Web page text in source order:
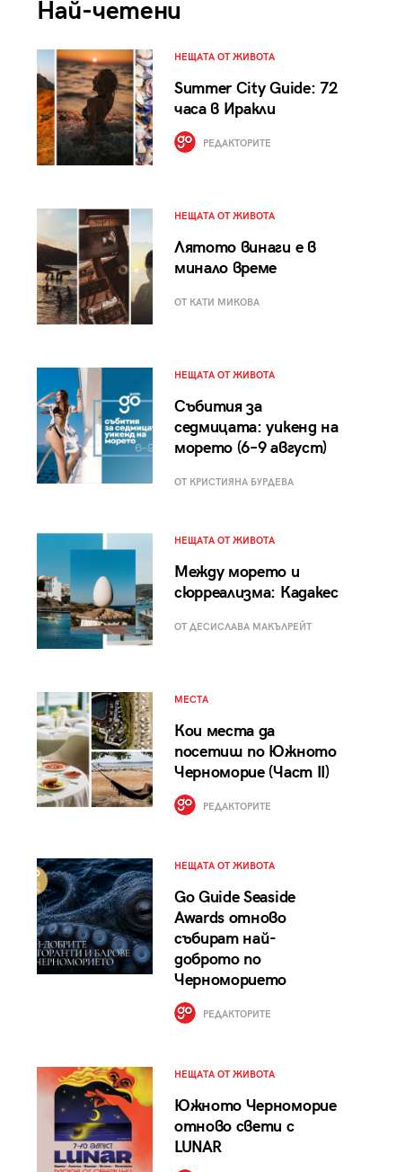
Най-четени
НЕЩАТА ОТ ЖИВОТА
Summer City Guide: 72
часа в Иракли
РЕДАКТОРИТЕ
НЕЩАТА ОТ ЖИВОТА
Лятото винаги е в
минало време
ОТ КАТИ МИКОВА
НЕЩАТА ОТ ЖИВОТА
Събития за
седмицата: уикенд на
морето (6–9 август)
ОТ КРИСТИЯНА БУРДЕВА
НЕЩАТА ОТ ЖИВОТА
Между морето и
сюрреализма: Кадакес
ОТ ДЕСИСЛАВА МАКЪЛРЕЙТ
МЕСТА
Кои места да
посетиш по Южното
Черноморие (Част II)
РЕДАКТОРИТЕ
НЕЩАТА ОТ ЖИВОТА
Go Guide Seaside
Awards отново
събират най-
доброто по
Черноморието
РЕДАКТОРИТЕ
НЕЩАТА ОТ ЖИВОТА
Южното Черноморие
отново свети с
LUNAR